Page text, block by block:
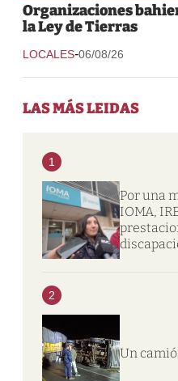
Organizaciones
la Ley de Tierras
LOCALES-06/08/26
LAS MÁS LEIDAS
1
Por una
IOMA,
2
Un